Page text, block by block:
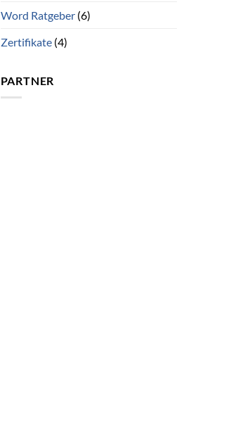
Word Ratgeber(6)
Zertifikate(4)
PARTNER